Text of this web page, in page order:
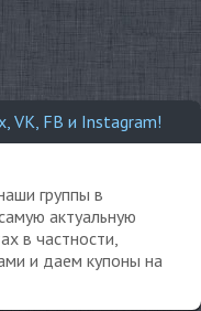
VK, FB и Instagram!
группы в
актуальную
в частности,
и даем купоны на